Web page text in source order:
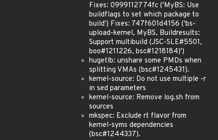
Fixes: 0999112774fc ('MyBS: Use
buildflags to set which package to
build') Fixes: 747f601d4156 ('bs-
upload-kernel, MyBS, Buildresults:
Support multibuild (JSC-SLE#5501,
boo#1211226, bsc#1218184)')
hugetlb: unshare some PMDs when
splitting VMAs (bsc#1245431).
kernel-source: Do not use multiple -r
in sed parameters
kernel-source: Remove log.sh from
sources
mkspec: Exclude rt flavor from
kernel-syms dependencies
(bsc#1244337).